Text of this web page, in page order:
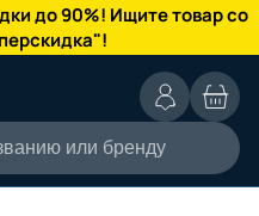
до 90%! Ищите товар со
или бренду